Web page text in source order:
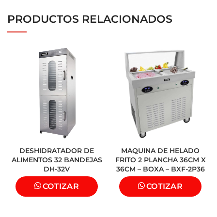
bares, food trucks, restaurantes con alto
volumen de trabajo y poco espacio, entre otros.
Esterilización 99,99 %
pulverizadores
Dimensiones 43 × 45 × 45 cm
Peso 12 kg
Consumo diario
estimado
S/ 0.79(900 W × 1 h ×
S/ 0.88 /kWh)
PRODUCTOS RELACIONADOS
DESHIDRATADOR DE
ALIMENTOS 32 BANDEJAS
DH-32V
COTIZAR
MAQUINA DE HELADO
FRITO 2 PLANCHA 36CM X
36CM – BOXA – BXF-2P36
COTIZAR